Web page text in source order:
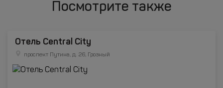
Посмотрите также
Отель Central City
проспект Путина, д. 26, Грозный